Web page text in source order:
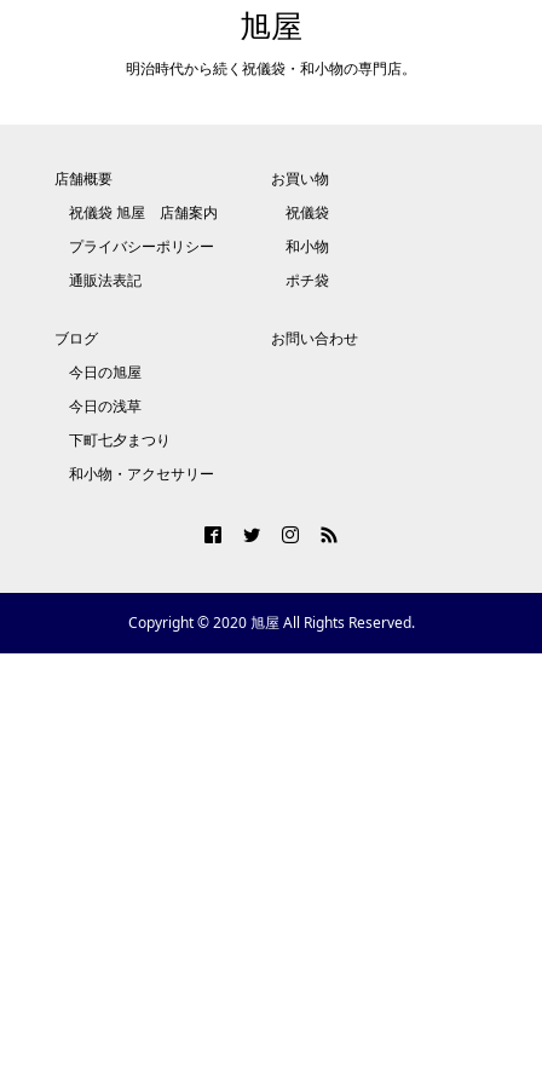
旭屋
明治時代から続く祝儀袋・和小物の専門店。
店舗概要
祝儀袋 旭屋 店舗案内
プライバシーポリシー
通販法表記
お買い物
祝儀袋
和小物
ポチ袋
ブログ
今日の旭屋
今日の浅草
下町七夕まつり
和小物・アクセサリー
お問い合わせ
Copyright © 2020 旭屋 All Rights Reserved.